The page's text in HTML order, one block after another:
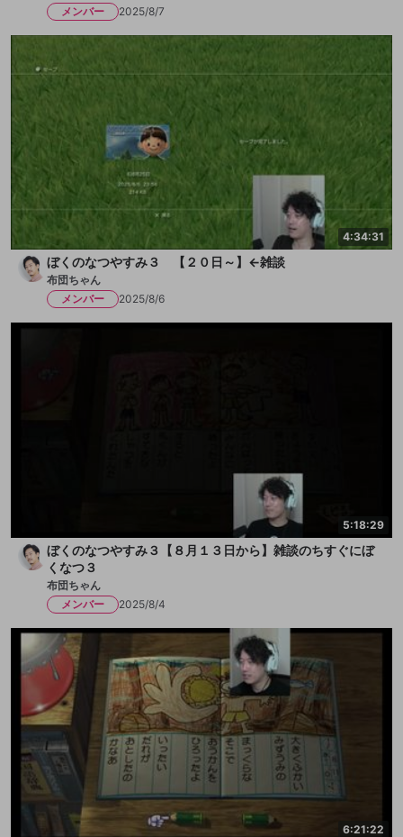
メンバー
2025/8/7
4:34:31
ぼくのなつやすみ３ 【２０日～】←雑談
布団ちゃん
メンバー
2025/8/6
5:18:29
ぼくのなつやすみ３【８月１３日から】雑談のちすぐにぼ
くなつ３
布団ちゃん
メンバー
2025/8/4
6:21:22